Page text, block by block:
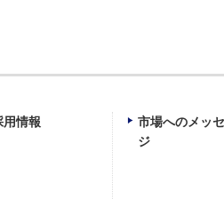
用情報
市場へのメッ
ジ